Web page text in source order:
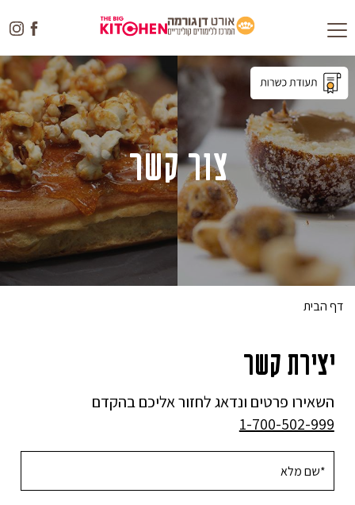
Toggle
navigation
צור קשר
דף הבית
יצירת קשר
השאירו פרטים ונדאג לחזור אליכם בהקדם
1-700-502-999